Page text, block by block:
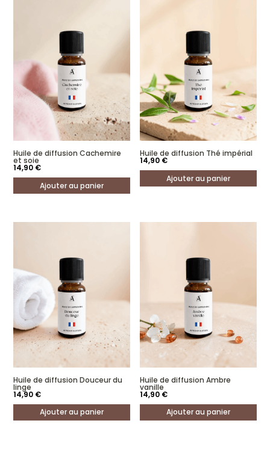
Mon Apr 07 2025 06:28:30 GMT+0000 (Coordinated Universal Time)
Huile de diffusion Fleurs des îles
Agréable
Tue Mar 18 2025 12:22:53 GMT+0000 (Coordinated Universal Time)
Huile de diffusion Fleurs des îles
Sylvie E.
Rating: 5/5
J'adore cette huile de diffusion ! Le parfum est à la fois délicat et apaisant,
Tue Sep 10 2024 22:00:00 GMT+0000 (Coordinated Universal Time)
Huile de diffusion Cachemire
et soie
14,90 €
Ajouter au panier
Huile de diffusion Thé impérial
14,90 €
Ajouter au panier
Huile de diffusion Douceur du
linge
14,90 €
Ajouter au panier
Huile de diffusion Ambre
vanille
14,90 €
Ajouter au panier